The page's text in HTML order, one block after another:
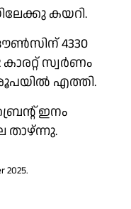
കയറി.
4330
സ്വർണം
രൂപയിൽ എത്തി.
ഇനം
താഴ്ന്നു.
2025.